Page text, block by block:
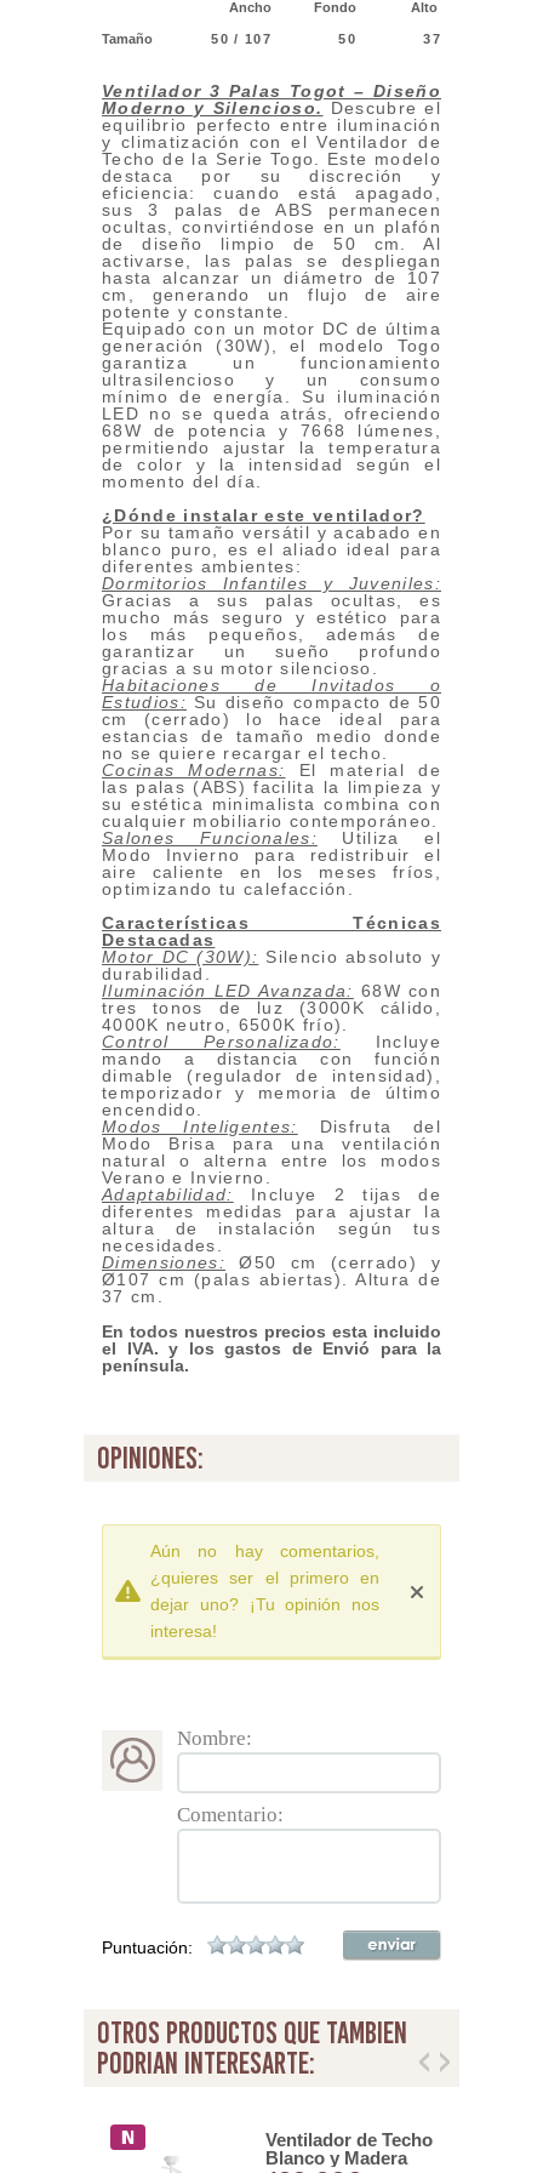
Ancho Fondo Alto
Tamaño 50 / 107 50 37
Ventilador 3 Palas Togot – Diseño
Moderno y Silencioso.
Descubre el
equilibrio perfecto entre iluminación
y climatización con el Ventilador de
Techo de la Serie Togo. Este modelo
destaca por su discreción y
eficiencia: cuando está apagado,
sus 3 palas de ABS permanecen
ocultas, convirtiéndose en un plafón
de diseño limpio de 50 cm. Al
activarse, las palas se despliegan
hasta alcanzar un diámetro de 107
cm, generando un flujo de aire
potente y constante.
Equipado con un motor DC de última
generación (30W), el modelo Togo
garantiza un funcionamiento
ultrasilencioso y un consumo
mínimo de energía. Su iluminación
LED no se queda atrás, ofreciendo
68W de potencia y 7668 lúmenes,
permitiendo ajustar la temperatura
de color y la intensidad según el
momento del día.
¿Dónde instalar este ventilador?
Por su tamaño versátil y acabado en
blanco puro, es el aliado ideal para
diferentes ambientes:
Dormitorios Infantiles y Juveniles:
Gracias a sus palas ocultas, es
mucho más seguro y estético para
los más pequeños, además de
garantizar un sueño profundo
gracias a su motor silencioso.
Habitaciones de Invitados o
Estudios: Su diseño compacto de 50
cm (cerrado) lo hace ideal para
estancias de tamaño medio donde
no se quiere recargar el techo.
Cocinas Modernas: El material de
las palas (ABS) facilita la limpieza y
su estética minimalista combina con
cualquier mobiliario contemporáneo.
Salones Funcionales: Utiliza el
Modo Invierno para redistribuir el
aire caliente en los meses fríos,
optimizando tu calefacción.
Características Técnicas
Destacadas
Motor DC (30W): Silencio absoluto y
durabilidad.
Iluminación LED Avanzada: 68W con
tres tonos de luz (3000K cálido,
4000K neutro, 6500K frío).
Control Personalizado:
Incluye
mando a distancia con función
dimable (regulador de intensidad),
temporizador y memoria de último
encendido.
Modos Inteligentes:
Disfruta del
Modo Brisa para una ventilación
natural o alterna entre los modos
Verano e Invierno.
Adaptabilidad:
Incluye 2 tijas de
diferentes medidas para ajustar la
altura de instalación según tus
necesidades.
Dimensiones: Ø50 cm (cerrado) y
Ø107 cm (palas abiertas). Altura de
37 cm.
En todos nuestros precios esta incluido
el IVA. y los gastos de Envió para la
península.
opiniones:
Aún no hay comentarios,
¿quieres ser el primero en
dejar uno? ¡Tu opinión nos
interesa!
Nombre:
Comentario:
Puntuación:
otros productos que tambien
podrian interesarte:
Ventilador de Techo
Blanco y Madera